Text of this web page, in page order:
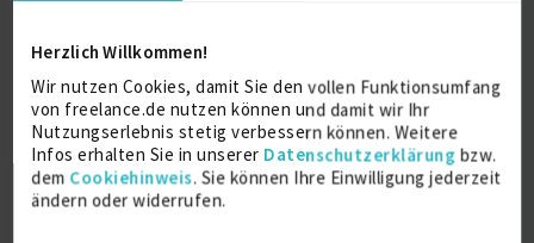
Herzlich Willkommen!
Wir nutzen Cookies, damit Sie den vollen Funktionsumfang
von freelance.de nutzen können und damit wir Ihr
Nutzungserlebnis stetig verbessern können. Weitere
Infos erhalten Sie in unserer Datenschutzerklärung bzw.
dem Cookiehinweis. Sie können Ihre Einwilligung jederzeit
ändern oder widerrufen.
Prozessgestaltung), Agilität
(Organisationsgestaltung, Team-/Leadership
Coaching - agile und systemisch), sowie
Kulturentwicklung (Vision/Purpose/Mission/Values)
in Form von Workshops. Darüber hinaus kann ich als
Sparring-Partnerin und Impulsgeberin mit einem
'neutralen' Blick von außen Unterstützung bei